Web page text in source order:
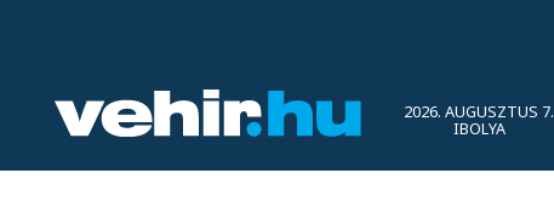
2026. AUGUSZTUS 7.
IBOLYA